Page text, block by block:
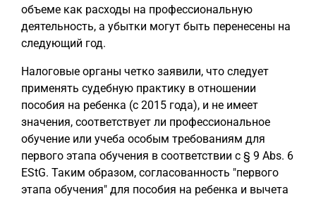
объеме как расходы на профессиональную
деятельность, а убытки могут быть перенесены на
следующий год.
Налоговые органы четко заявили, что следует
применять судебную практику в отношении
пособия на ребенка (с 2015 года), и не имеет
значения, соответствует ли профессиональное
обучение или учеба особым требованиям для
первого этапа обучения в соответствии с § 9 Abs. 6
EStG. Таким образом, согласованность "первого
этапа обучения" для пособия на ребенка и вычета